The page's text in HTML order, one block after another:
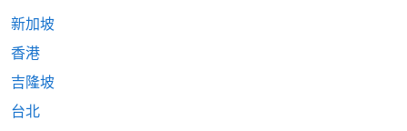
新加坡
香港
吉隆坡
台北